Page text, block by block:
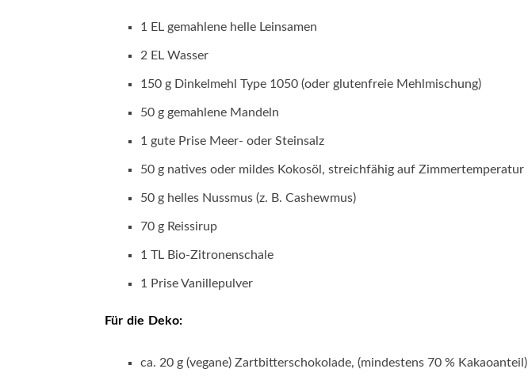
1 EL gemahlene helle Leinsamen
2 EL Wasser
150 g Dinkelmehl Type 1050 (oder glutenfreie Mehlmischung)
50 g gemahlene Mandeln
1 gute Prise Meer- oder Steinsalz
50 g natives oder mildes Kokosöl, streichfähig auf Zimmertemperatur
50 g helles Nussmus (z. B. Cashewmus)
70 g Reissirup
1 TL Bio-Zitronenschale
1 Prise Vanillepulver
Für die Deko:
ca. 20 g (vegane) Zartbitterschokolade, (mindestens 70 % Kakaoanteil)